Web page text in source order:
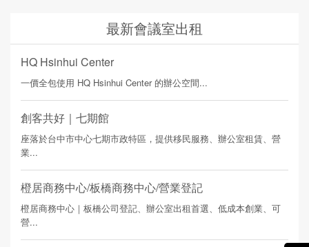
最新會議室出租
HQ Hsinhui Center
一價全包使用 HQ Hsinhui Center 的辦公空間...
創客共好｜七期館
座落於台中市中心七期市政特區，提供移民服務、辦公室租賃、營
業...
橙居商務中心/板橋商務中心/營業登記
橙居商務中心｜板橋公司登記、辦公室出租首選、低成本創業、可
營...